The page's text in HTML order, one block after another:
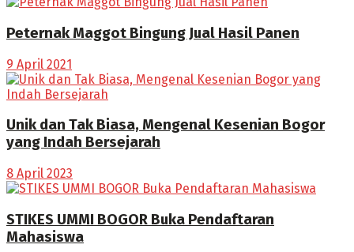
Peternak Maggot Bingung Jual Hasil Panen
9 April 2021
Unik dan Tak Biasa, Mengenal Kesenian Bogor
yang Indah Bersejarah
8 April 2023
STIKES UMMI BOGOR Buka Pendaftaran
Mahasiswa